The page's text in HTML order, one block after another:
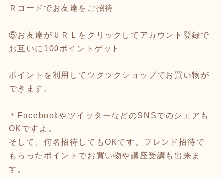
Ｒコードでお友達をご招待
⑤お友達がＵＲＬをクリックしてアカウント登録で
お互いに100ポイントゲット
ポイントを利用してツクツクショップでお買い物が
できます。
＊FacebookやツイッターなどのSNSでのシェアも
OKですよ。
そして、何名招待してもOKです。フレンド招待で
もらったポイントでお買い物や講座受講も出来ま
す。